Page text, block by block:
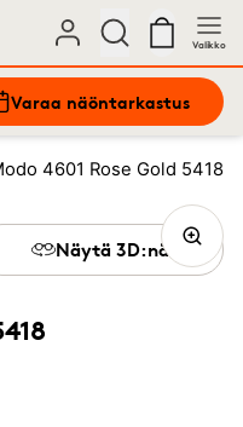
Valikko
Varaa näöntarkastus
4601 Rose Gold 5418
Näytä 3D:nä